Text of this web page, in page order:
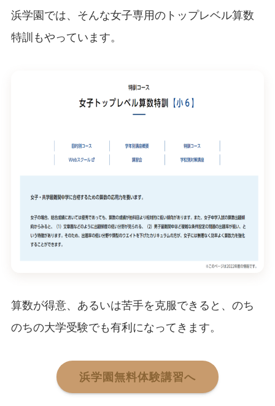
浜学園では、そんな女子専用のトップレベル算数
特訓もやっています。
算数が得意、あるいは苦手を克服できると、のち
のちの大学受験でも有利になってきます。
浜学園無料体験講習へ